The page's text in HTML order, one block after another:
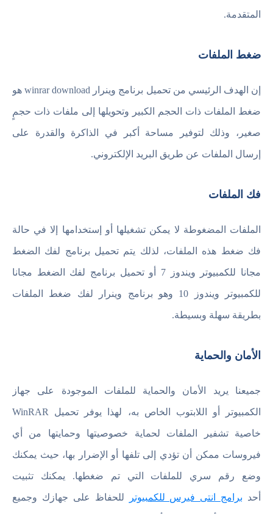
المتقدمة.
ضغط الملفات
إن الهدف الرئيسي من تحميل برنامج وينرار winrar download هو
ضغط الملفات ذات الحجم الكبير وتحويلها إلى ملفات ذات حجمٍ
صغير، وذلك لتوفير مساحة أكبر في الذاكرة والقدرة على
إرسال الملفات عن طريق البريد الإلكتروني.
فك الملفات
الملفات المضغوطة لا يمكن تشغيلها أو إستخدامها إلا في حالة
فك ضغط هذه الملفات، لذلك يتم تحميل برنامج لفك الضغط
مجانا للكمبيوتر ويندوز 7 أو تحميل برنامج لفك الضغط مجانا
للكمبيوتر ويندوز 10 وهو برنامج وينرار لفك ضغط الملفات
بطريقة سهلة وبسيطة.
الأمان والحماية
جميعنا يريد الأمان والحماية للملفات الموجودة على جهاز
الكمبيوتر أو اللابتوب الخاص به، لهذا يوفر تحميل WinRAR
خاصية تشفير الملفات لحماية خصوصيتها وحمايتها من أي
فيروسات ممكن أن تؤدي إلى تلفها أو الإضرار بها، حيث يمكنك
وضع رقم سري للملفات التي تم ضغطها. يمكنك تثبيت
أحد برامج انتى فيرس للكمبيوتر للحفاظ على جهازك وجميع